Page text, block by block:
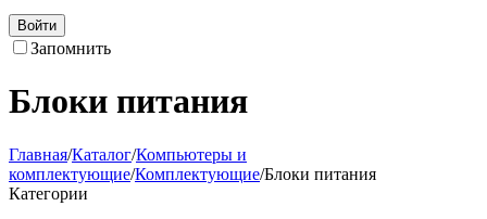
Войти
Запомнить
Блоки питания
Главная/Каталог/Компьютеры и
комплектующие/Комплектующие/Блоки питания
Категории